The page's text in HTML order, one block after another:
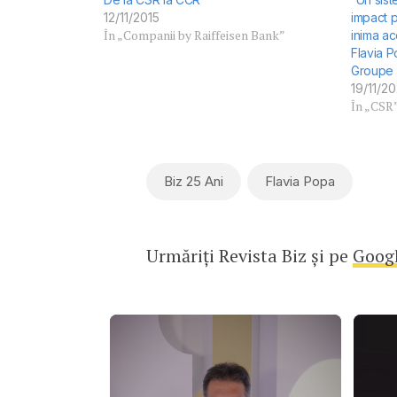
12/11/2015
În „Companii by Raiffeisen Bank”
impact
inima
Flavia
Groupe
19/11/
În
Biz 25 Ani Flavia Popa
Urmăriți Revista Biz și pe